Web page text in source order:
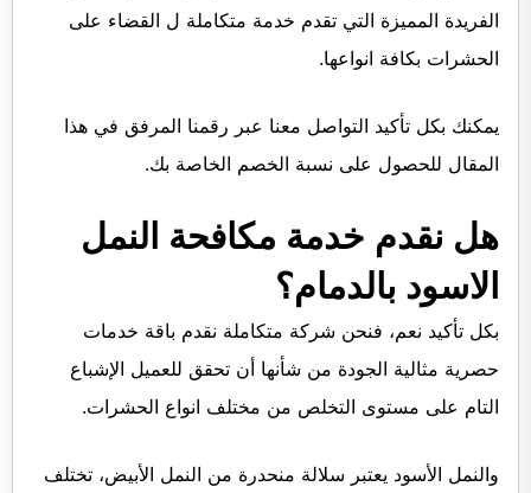
الفريدة المميزة التي تقدم خدمة متكاملة ل القضاء على
الحشرات بكافة انواعها.
يمكنك بكل تأكيد التواصل معنا عبر رقمنا المرفق في هذا
المقال للحصول على نسبة الخصم الخاصة بك.
هل نقدم خدمة مكافحة النمل
الاسود بالدمام؟
بكل تأكيد نعم، فنحن شركة متكاملة نقدم باقة خدمات
حصرية مثالية الجودة من شأنها أن تحقق للعميل الإشباع
التام على مستوى التخلص من مختلف انواع الحشرات.
والنمل الأسود يعتبر سلالة منحدرة من النمل الأبيض، تختلف